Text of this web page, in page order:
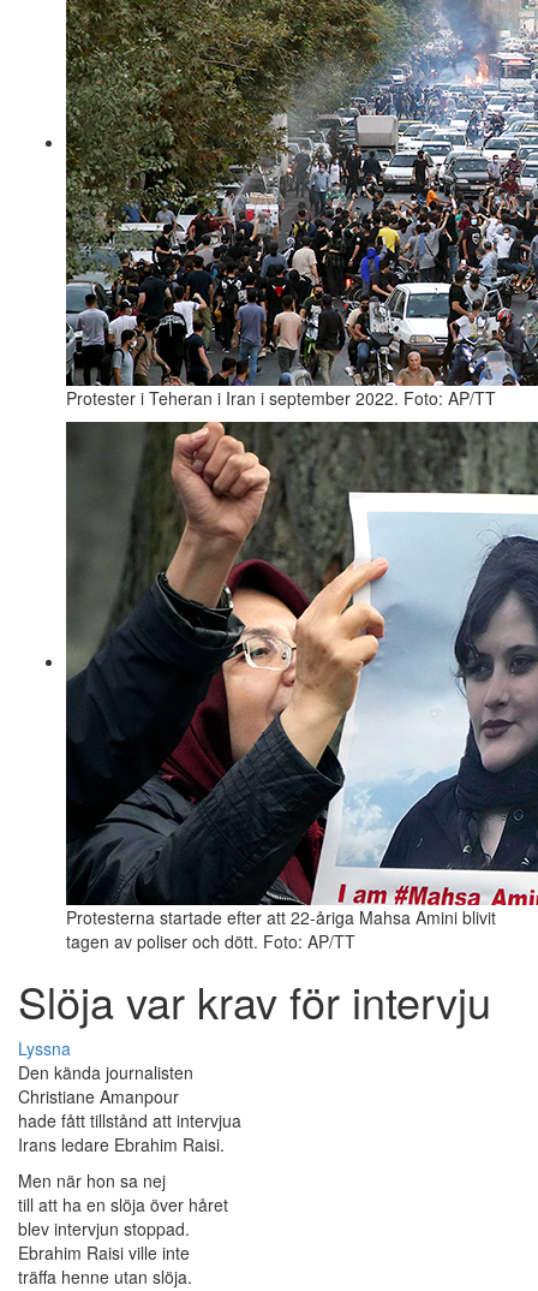
Protester i Teheran i Iran i september 2022. Foto: AP/TT
Protesterna startade efter att 22-åriga Mahsa Amini blivit
tagen av poliser och dött. Foto: AP/TT
Slöja var krav för intervju
Lyssna
Den kända journalisten
Christiane Amanpour
hade fått tillstånd att intervjua
Irans ledare Ebrahim Raisi.
Men när hon sa nej
till att ha en slöja över håret
blev intervjun stoppad.
Ebrahim Raisi ville inte
träffa henne utan slöja.